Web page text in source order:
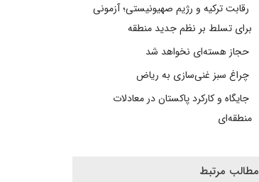
رقابت ترکیه و رژیم صهیونیستی؛ آزمونی
برای تسلط بر نظم جدید منطقه
حجاز هسته‌ای نخواهد شد
چراغ سبز غنی‌سازی به ریاض
جایگاه و کارکرد پاکستان در معادلات
منطقه‌ای
مطالب مرتبط